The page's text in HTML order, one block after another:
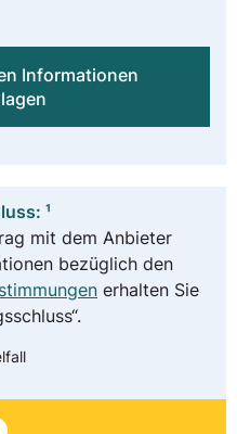
Informationen
¹
mit dem Anbieter
bezüglich den
erhalten Sie